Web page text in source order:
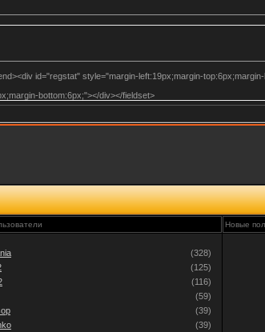
id="regstat" style="margin-left:19px;margin-
bottom:6px;"></div></fieldset>
Новые
(328)
(125)
(116)
(59)
(39)
(39)